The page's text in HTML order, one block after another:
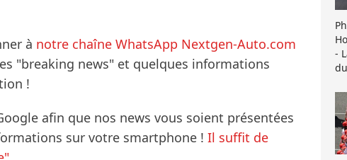
à notre chaîne WhatsApp Nextgen-Auto.com
"breaking news" et quelques informations
!
afin que nos news vous soient présentées
sur votre smartphone ! Il suffit de
-